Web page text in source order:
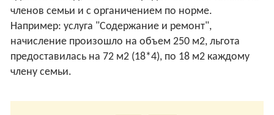
членов семьи и с органичением по норме.
Например: услуга "Содержание и ремонт",
начисление произошло на объем 250 м2, льгота
предоставилась на 72 м2 (18*4), по 18 м2 каждому
члену семьи.